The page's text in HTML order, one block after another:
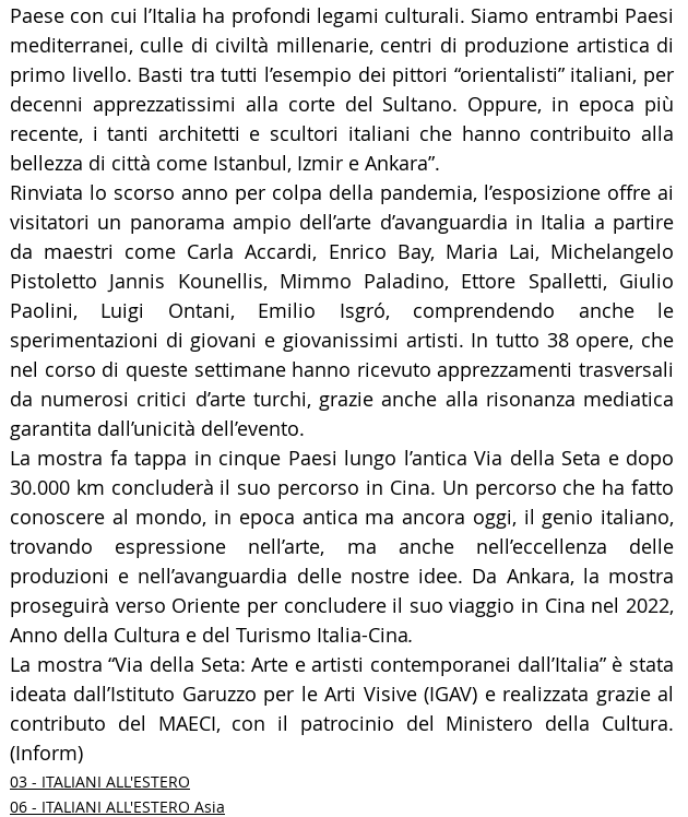
AMERICA 21 - AMERICA-CENTRO 22 - AMERICA DEL SUD 23 - AFRICA
ASIA 25 - OCEANIA 26 - POLITICA 28 - PAPPAMONDO.TV
LAVORO 31 - ICE ISTITUTO COMMERCIO ESTERO 32 - MADE IN ITALY
Paese con cui l’Italia ha profondi legami culturali. Siamo entrambi Paesi
mediterranei, culle di civiltà millenarie, centri di produzione artistica di
primo livello. Basti tra tutti l’esempio dei pittori “orientalisti” italiani, per
decenni apprezzatissimi alla corte del Sultano. Oppure, in epoca più
recente, i tanti architetti e scultori italiani che hanno contribuito alla
bellezza di città come Istanbul, Izmir e Ankara”.
Rinviata lo scorso anno per colpa della pandemia, l’esposizione offre ai
visitatori un panorama ampio dell’arte d’avanguardia in Italia a partire
da maestri come Carla Accardi, Enrico Bay, Maria Lai, Michelangelo
Pistoletto Jannis Kounellis, Mimmo Paladino, Ettore Spalletti, Giulio
Paolini, Luigi Ontani, Emilio Isgró, comprendendo anche le
sperimentazioni di giovani e giovanissimi artisti. In tutto 38 opere, che
nel corso di queste settimane hanno ricevuto apprezzamenti trasversali
da numerosi critici d’arte turchi, grazie anche alla risonanza mediatica
garantita dall’unicità dell’evento.
La mostra fa tappa in cinque Paesi lungo l’antica Via della Seta e dopo
30.000 km concluderà il suo percorso in Cina. Un percorso che ha fatto
conoscere al mondo, in epoca antica ma ancora oggi, il genio italiano,
trovando espressione nell’arte, ma anche nell’eccellenza delle
produzioni e nell’avanguardia delle nostre idee. Da Ankara, la mostra
proseguirà verso Oriente per concludere il suo viaggio in Cina nel 2022,
Anno della Cultura e del Turismo Italia-Cina.
La mostra “Via della Seta: Arte e artisti contemporanei dall’Italia” è stata
ideata dall’Istituto Garuzzo per le Arti Visive (IGAV) e realizzata grazie al
contributo del MAECI, con il patrocinio del Ministero della Cultura.
(Inform)
03 - ITALIANI ALL'ESTERO
06 - ITALIANI ALL'ESTERO Asia